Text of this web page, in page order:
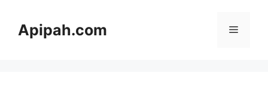
Apipah.com Menu